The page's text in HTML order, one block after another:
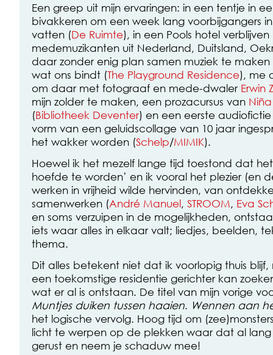
Een greep uit mijn ervaringen: in een tentje in
bivakkeren om een week lang voorbijgangers
vatten (De Ruimte), in een Pools hotel
medemuzikanten uit Nederland, Duitsland,
daar zonder enig plan samen muziek te
wat ons bindt (The Playground Residence), me
om daar met fotograaf en mede-dwaler Erwin
mijn zolder te maken, een prozacursus van
(Bibliotheek Deventer) en een eerste
vorm van een geluidscollage van 10 jaar
het wakker worden (Schelp/MIMIK).
Hoewel ik het mezelf lange tijd toestond dat
hoefde te worden’ en ik vooral het plezier (en
werken in vrijheid wilde hervinden, van
samenwerken (André Manuel, STROOM, Eva
en soms verzuipen in de mogelijkheden,
iets waar alles in elkaar valt; liedjes, beelden,
thema.
Dit alles betekent niet dat ik voorlopig thuis
een toekomstige residentie gerichter kan
wat er al is ontstaan. De titel van mijn vorige
Muntjes duiken tussen haaien. Wennen aan
het logische vervolg. Hoog tijd om
licht te werpen op de plekken waar dat al lang
gerust en neem je schaduw mee!